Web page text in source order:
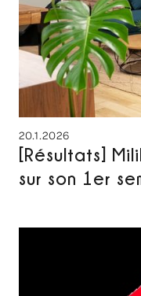
20.1.2026
[Résultats]
sur son 1er